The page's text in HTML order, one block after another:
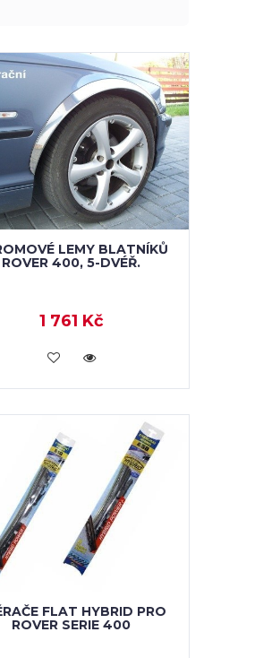
LEMY BLATNÍKŮ
ROVER 400, 5-DVÉŘ.
1 761 Kč
VLOŽIT DO KOŠÍKU
FLAT HYBRID PRO
ROVER SERIE 400